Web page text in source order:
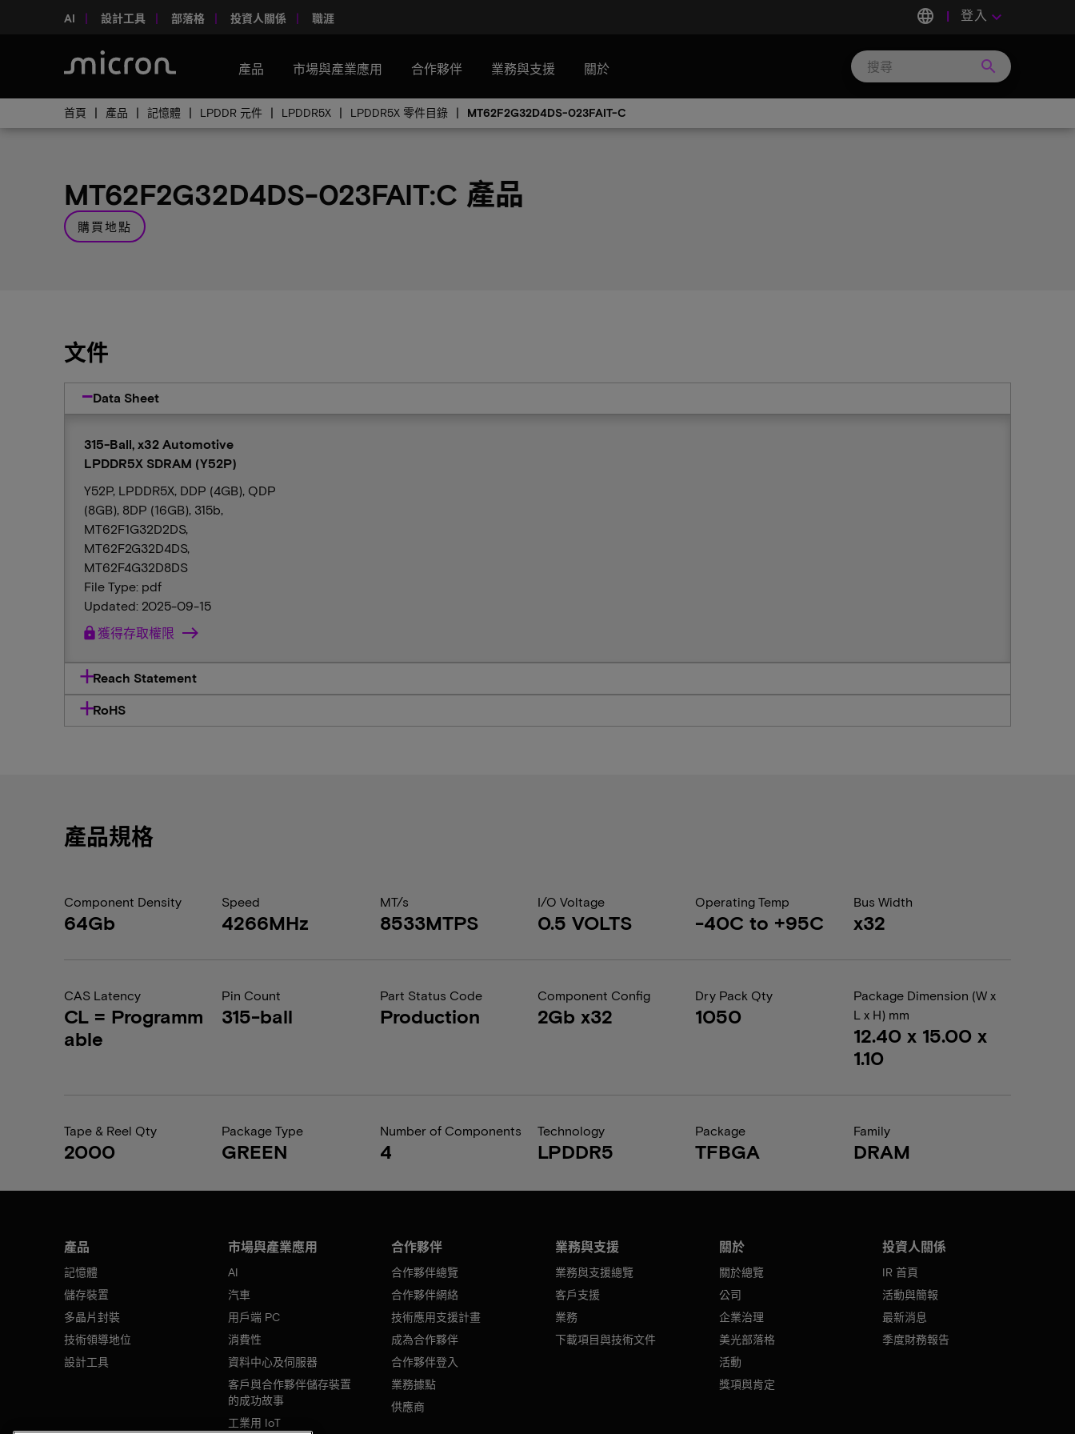
AI 設計工具 部落格 投資人關係 職涯 language 登入 keyboard_arrow_down
產品 市場與產業應用 合作夥伴 業務與支援 關於 search
首頁 產品 記憶體 LPDDR 元件 LPDDR5X LPDDR5X 零件目錄 MT62F2G32D4DS-023FAIT-C
MT62F2G32D4DS-023FAIT:C 產品
購買地點
文件
Data Sheet
315-Ball, x32 Automotive
LPDDR5X SDRAM (Y52P)
Y52P, LPDDR5X, DDP (4GB), QDP
(8GB), 8DP (16GB), 315b,
MT62F1G32D2DS,
MT62F2G32D4DS,
MT62F4G32D8DS
File Type: pdf
Updated: 2025-09-15
lock 獲得存取權限
Reach Statement
RoHS
產品規格
Component Density
64Gb
Speed
4266MHz
MT/s
8533MTPS
I/O Voltage
0.5 VOLTS
Operating Temp
-40C to +95C
Bus Width
x32
CAS Latency
CL = Programm
able
Pin Count
315-ball
Part Status Code
Production
Component Config
2Gb x32
Dry Pack Qty
1050
Package Dimension (W x
L x H) mm
12.40 x 15.00 x
1.10
Tape & Reel Qty
2000
Package Type
GREEN
Number of Components
4
Technology
LPDDR5
Package
TFBGA
Family
DRAM
產品
記憶體
儲存裝置
多晶片封裝
技術領導地位
設計工具
市場與產業應用
AI
汽車
用戶端 PC
消費性
資料中心及伺服器
客戶與合作夥伴儲存裝置
的成功故事
工業用 IoT
合作夥伴
合作夥伴總覽
合作夥伴網絡
技術應用支援計畫
成為合作夥伴
合作夥伴登入
業務據點
供應商
業務與支援
業務與支援總覽
客戶支援
業務
下載項目與技術文件
關於
關於總覽
公司
企業治理
美光部落格
活動
獎項與肯定
投資人關係
IR 首頁
活動與簡報
最新消息
季度財務報告